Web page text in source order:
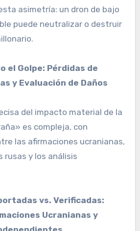
asimetría: un dron de bajo
puede neutralizar o destruir
el Golpe: Pérdidas de
y Evaluación de Daños
del impacto material de la
es compleja, con
las afirmaciones ucranianas,
rusas y los análisis
vs. Verificadas:
Ucranianas y